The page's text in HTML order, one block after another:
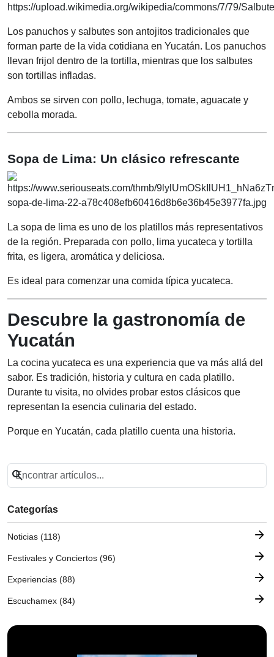
Los panuchos y salbutes son antojitos tradicionales que
forman parte de la vida cotidiana en Yucatán. Los panuchos
llevan frijol dentro de la tortilla, mientras que los salbutes
son tortillas infladas.
Ambos se sirven con pollo, lechuga, tomate, aguacate y
cebolla morada.
Sopa de Lima: Un clásico refrescante
La sopa de lima es uno de los platillos más representativos
de la región. Preparada con pollo, lima yucateca y tortilla
frita, es ligera, aromática y deliciosa.
Es ideal para comenzar una comida típica yucateca.
Descubre la gastronomía de
Yucatán
La cocina yucateca es una experiencia que va más allá del
sabor. Es tradición, historia y cultura en cada platillo.
Durante tu visita, no olvides probar estos clásicos que
representan la esencia culinaria del estado.
Porque en Yucatán, cada platillo cuenta una historia.
search
Categorías
Noticias (118) arrow_forward
Festivales y Conciertos (96) arrow_forward
Experiencias (88) arrow_forward
Escuchamex (84) arrow_forward